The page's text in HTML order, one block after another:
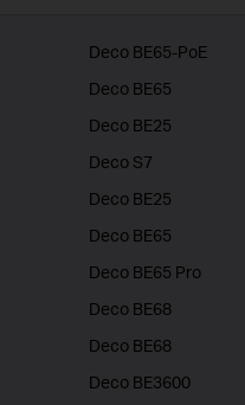
Deco BE65-PoE
Deco BE65
Deco BE25
Deco S7
Deco BE25
Deco BE65
Deco BE65 Pro
Deco BE68
Deco BE68
Deco BE3600